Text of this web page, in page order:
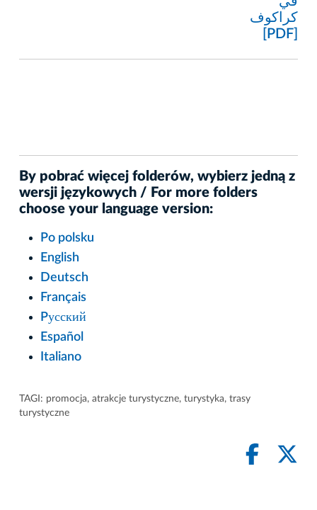
كراكوف
By pobrać więcej folderów, wybierz jedną z
wersji językowych / For more folders
choose your language version:
Po polsku
English
Deutsch
Français
Pусский
Español
Italiano
TAGI: promocja, atrakcje turystyczne, turystyka, trasy
turystyczne